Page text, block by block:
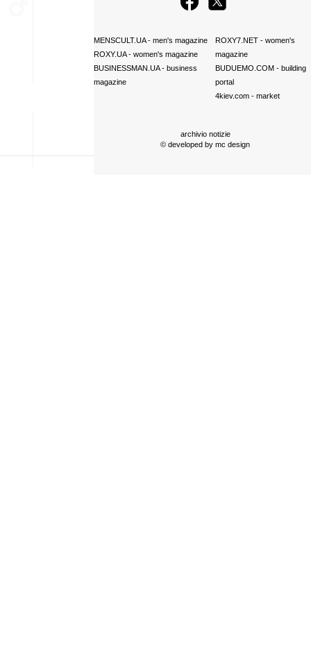
MENSCULT.UA- men's magazine
ROXY.UA- women's magazine
BUSINESSMAN.UA- business
magazine
ROXY7.NET- women's
magazine
BUDUEMO.COM- building
portal
4kiev.com- market
archivio notizie
© developed by mc design